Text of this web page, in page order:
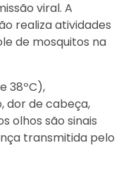
viral. A
realiza atividades
de mosquitos na
38ºC),
dor de cabeça,
olhos são sinais
transmitida pelo